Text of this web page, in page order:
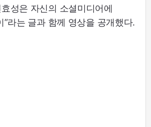
성은 자신의 소셜미디어에
”라는 글과 함께 영상을 공개했다.